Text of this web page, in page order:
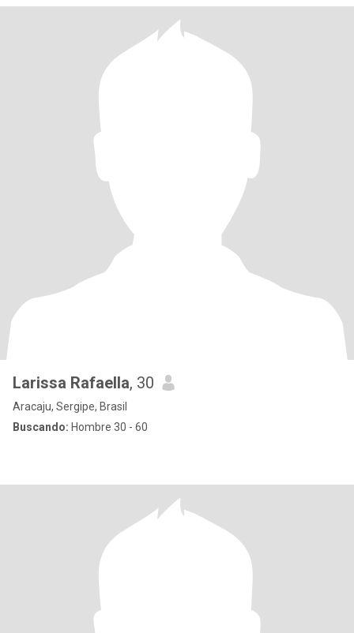
Larissa Rafaella, 30
Aracaju, Sergipe, Brasil
Buscando: Hombre 30 - 60